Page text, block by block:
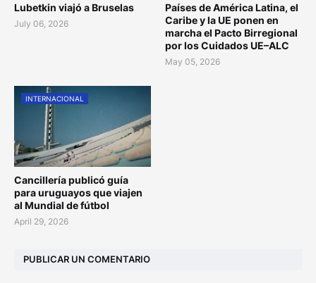
Lubetkin viajó a Bruselas
July 06, 2026
Países de América Latina, el
Caribe y la UE ponen en
marcha el Pacto Birregional
por los Cuidados UE–ALC
May 05, 2026
INTERNACIONAL
Cancillería publicó guía
para uruguayos que viajen
al Mundial de fútbol
April 29, 2026
PUBLICAR UN COMENTARIO